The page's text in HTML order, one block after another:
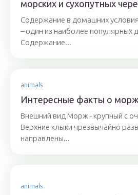
морских и сухопутных
Содержание в домашних
– один из наиболее популярных
Содержание...
animals
Интересные факты о
Внешний вид Морж - крупный с
Верхние клыки чрезвычайно
направлены...
animals